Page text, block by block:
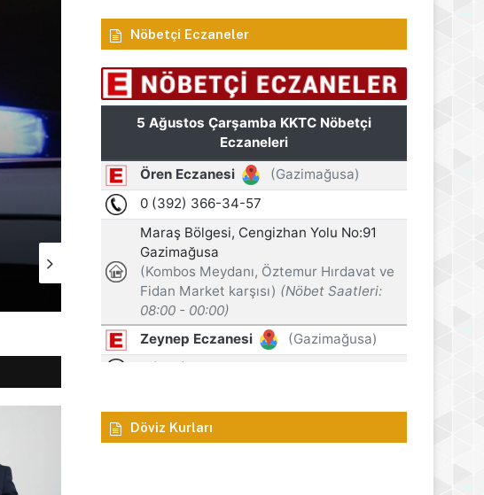
Manşet
5 Ağustos 2026
17. Lefkoşa Gençlik Günleri
gösterimi ve söyleşi
Gazimağusa Belediyesi, Turizm Startejik Planı’nı açıkladı
5 Ağustos 2026
Yeşil reçeteli haplarla yakalandılar!
Nöbetçi Eczaneler
Döviz Kurları